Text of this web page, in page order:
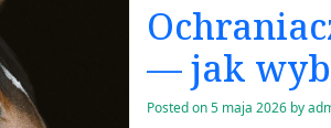
— jak
Posted on5 maja 2026by